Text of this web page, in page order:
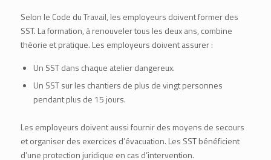
Selon le Code du Travail, les employeurs doivent former des
SST. La formation, à renouveler tous les deux ans, combine
théorie et pratique. Les employeurs doivent assurer :
Un SST dans chaque atelier dangereux.
Un SST sur les chantiers de plus de vingt personnes
pendant plus de 15 jours.
Les employeurs doivent aussi fournir des moyens de secours
et organiser des exercices d’évacuation. Les SST bénéficient
d’une protection juridique en cas d’intervention.